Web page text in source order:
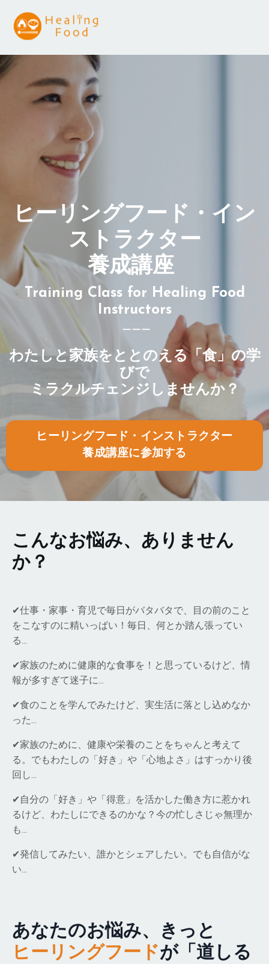
ヒーリングフード・イン
ストラクター
養成講座
Training Class for Healing Food
Instructors
ーーー
わたしと家族をととのえる「食」の学
びで
ミラクルチェンジしませんか？
ヒーリングフード・インストラクター
養成講座に参加する
こんなお悩み、ありません
か？
✔仕事・家事・育児で毎日がバタバタで、目の前のこと
をこなすのに精いっぱい！毎日、何とか踏ん張ってい
る…
✔家族のために健康的な食事を！と思っているけど、情
報が多すぎて迷子に…
✔食のことを学んでみたけど、実生活に落とし込めなか
った…
✔家族のために、健康や栄養のことをちゃんと考えて
る。でもわたしの「好き」や「心地よさ」はすっかり後
回し…
✔自分の「好き」や「得意」を活かした働き方に惹かれ
るけど、わたしにできるのかな？今の忙しさじゃ無理か
も…
✔発信してみたい、誰かとシェアしたい。でも自信がな
い…
あなたのお悩み、きっと
ヒーリングフードが「道しる